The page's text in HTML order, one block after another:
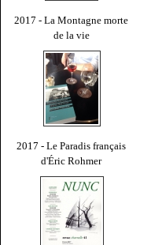
2017 - La Montagne morte
de la vie
2017 - Le Paradis français
d'Éric Rohmer